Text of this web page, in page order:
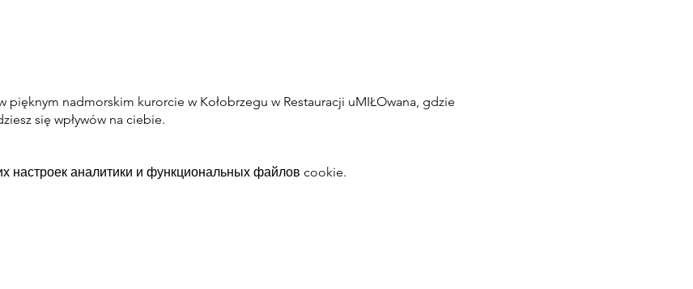
pięknym nadmorskim kurorcie w Kołobrzegu w Restauracji uMIŁOwana, gdzie
się wpływów na ciebie.
настроек аналитики и функциональных файлов cookie.